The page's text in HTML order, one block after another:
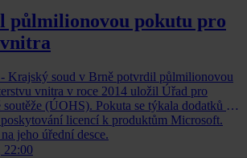
půlmilionovou pokutu pro
Krajský soud v Brně potvrdil půlmilionovou
vnitra v roce 2014 uložil Úřad pro
soutěže (ÚOHS). Pokuta se týkala dodatků k
licencí k produktům Microsoft.
jeho úřední desce.
22:00